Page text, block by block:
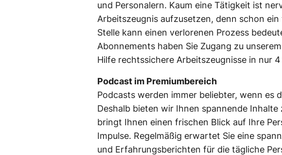
und Personalern. Kaum eine Tätigkeit ist
Arbeitszeugnis aufzusetzen, denn schon
Stelle kann einen verlorenen Prozess
Abonnements haben Sie Zugang zu
Hilfe rechtssichere Arbeitszeugnisse in nur
Podcast im Premiumbereich
Podcasts werden immer beliebter, wenn es
Deshalb bieten wir Ihnen spannende Inhalte
bringt Ihnen einen frischen Blick auf Ihre
Impulse. Regelmäßig erwartet Sie eine
und Erfahrungsberichten für die tägliche